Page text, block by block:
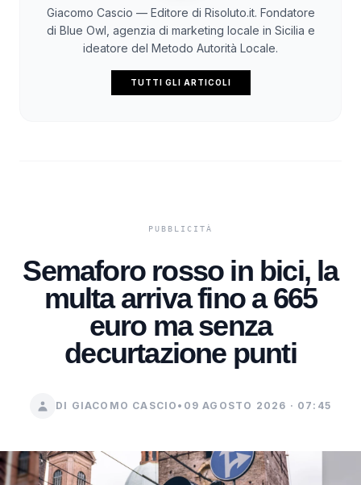
Giacomo Cascio — Editore di Risoluto.it. Fondatore
di Blue Owl, agenzia di marketing locale in Sicilia e
ideatore del Metodo Autorità Locale.
TUTTI GLI ARTICOLI
Semaforo rosso in bici, la
multa arriva fino a 665
euro ma senza
decurtazione punti
DI GIACOMO CASCIO • 09 AGOSTO 2026 · 07:45